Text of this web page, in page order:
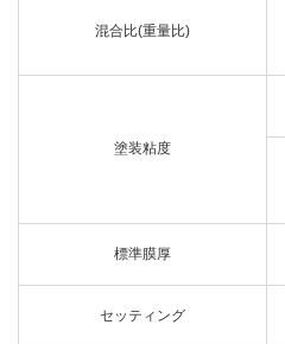
混合比(重量比)
塗装粘度
標準膜厚
セッティング